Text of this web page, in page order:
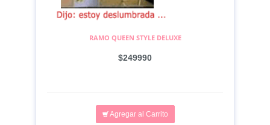
RAMO QUEEN STYLE DELUXE
$249990
Agregar al Carrito